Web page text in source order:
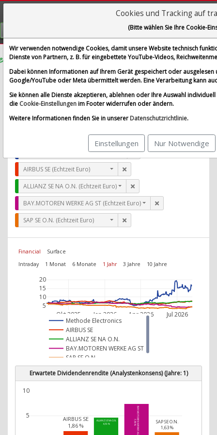
Methode Electronics
im Vergleich mit AIRBUS SE, ALLIANZ SE NA O.N.,
Alle Aktien entfernen
Standard-Vergleich
Methode Electronics (Echtzeit USD)
AIRBUS SE (Echtzeit Euro)
ALLIANZ SE NA O.N. (Echtzeit Euro)
BAY.MOTOREN WERKE AG ST (Echtzeit Euro)
SAP SE O.N. (Echtzeit Euro)
Financial
Surface
Intraday
1 Monat 6 Monate 1 Jahr 3 Jahre 10 Jahre
Okt 2025 Jan 2026 Apr 2026 Jul 2026
5
10
15
20
Methode Electronics
AIRBUS SE
ALLIANZ SE NA O.N.
BAY.MOTOREN WERKE AG ST
SAP SE O.N.
Erwartete Dividendenrendite (Analystenkonsens) (Jahre: 1)
AIRBUS SE
1,86 %
ALLIANZ SE NA O.N.
4,59 % BAY.MOTOREN WERKE AG ST
7,36 % SAP SE O.N.
1,63 %
5
10
Cookies und Tracking auf
(Bitte wählen Sie Ihre Cookie-
Wir verwenden notwendige Cookies, damit unsere Website technisch
Dienste von Partnern, z. B. für eingebettete YouTube-Videos,
Dabei können Informationen auf Ihrem Gerät gespeichert oder
Google/YouTube oder Meta übermittelt werden. Eine Verarbeitung kann
Sie können alle Dienste akzeptieren, ablehnen oder Ihre Auswahl
die Cookie-Einstellungenim Footer widerrufen oder ändern.
Weitere Informationen finden Sie in unserer Datenschutzrichtlinie.
Einstellungen Nur Notwendige